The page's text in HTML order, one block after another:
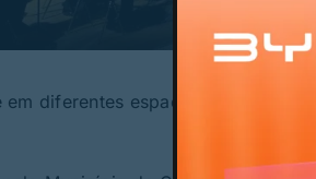
diferentes espaços do centro